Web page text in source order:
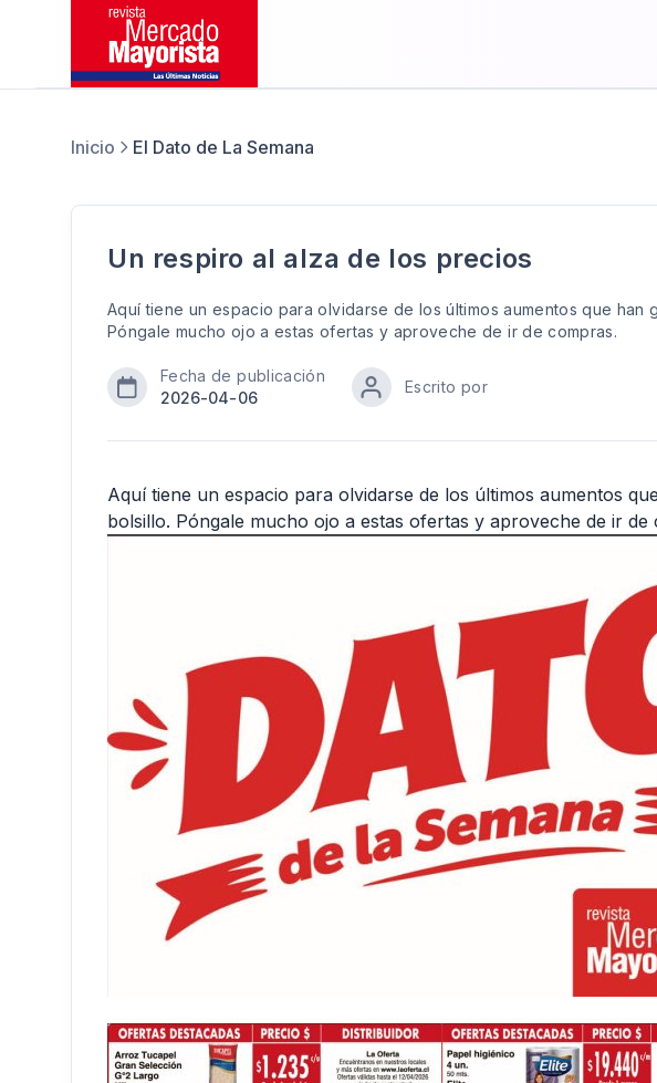
Inicio El Dato de La Semana
Un respiro al alza de los precios
Aquí tiene un espacio para olvidarse de los últimos aumentos que han
Póngale mucho ojo a estas ofertas y aproveche de ir de compras.
Fecha de publicación
2026-04-06
Escrito por
Aquí tiene un espacio para olvidarse de los últimos aumentos
bolsillo. Póngale mucho ojo a estas ofertas y aproveche de ir de